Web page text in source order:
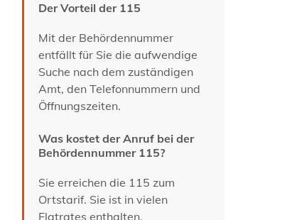
Der Vorteil der 115
Mit der Behördennummer
entfällt für Sie die aufwendige
Suche nach dem zuständigen
Amt, den Telefonnummern und
Öffnungszeiten.
Was kostet der Anruf bei der
Behördennummer 115?
Sie erreichen die 115 zum
Ortstarif. Sie ist in vielen
Flatrates enthalten.